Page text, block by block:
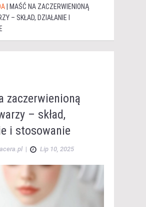
MAŚĆ NA ZACZERWIENIONĄ
– SKŁAD, DZIAŁANIE I
zaczerwienioną
– skład,
i stosowanie
| Lip 10, 2025